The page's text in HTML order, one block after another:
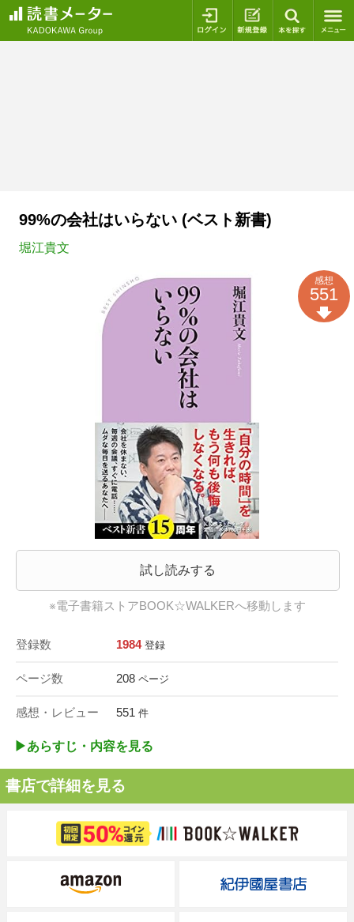
ログイン 新規登録
99%の会社はいらない (ベスト新書)
堀江貴文
試し読みする
※電子書籍ストアBOOK☆WALKERへ移動します
登録数 1984 登録
ページ数 208 ページ
感想・レビュー 551 件
感想
551
▶︎あらすじ・内容を見る
書店で詳細を見る